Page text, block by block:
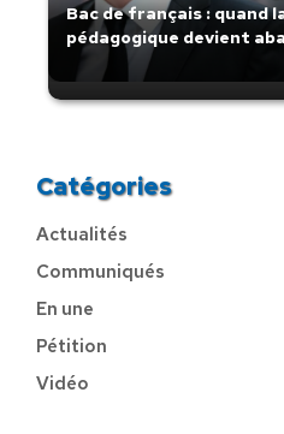
Bac de français : quand
pédagogique devient
Catégories
Actualités
Communiqués
En une
Pétition
Vidéo